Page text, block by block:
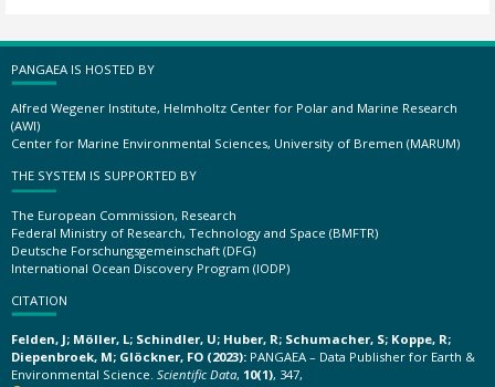
PANGAEA IS HOSTED BY
Alfred Wegener Institute, Helmholtz Center for Polar and Marine Research
(AWI)
Center for Marine Environmental Sciences, University of Bremen (MARUM)
THE SYSTEM IS SUPPORTED BY
The European Commission, Research
Federal Ministry of Research, Technology and Space (BMFTR)
Deutsche Forschungsgemeinschaft (DFG)
International Ocean Discovery Program (IODP)
CITATION
Felden, J; Möller, L; Schindler, U; Huber, R; Schumacher, S; Koppe, R;
Diepenbroek, M; Glöckner, FO (2023): PANGAEA – Data Publisher for Earth &
Environmental Science. Scientific Data, 10(1), 347,